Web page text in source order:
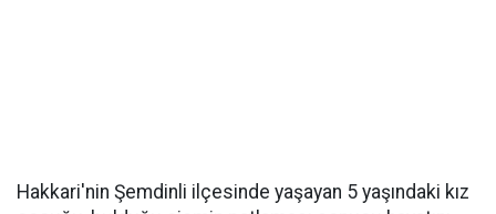
Hakkari'nin Şemdinli ilçesinde yaşayan 5 yaşındaki kız